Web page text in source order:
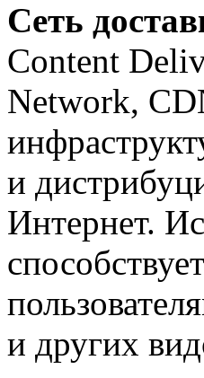
Сеть
Content
Network,
и
Интернет.
и других